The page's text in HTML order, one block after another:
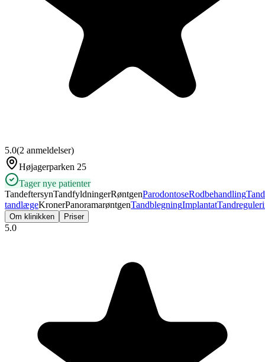
5.0(2 anmeldelser)
Højagerparken 25
Tager nye patienter
TandeftersynTandfyldningerRøntgenParodontoseRodbehandling
tandlægeKronerPanoramarøntgenTandblegningImplantat
Om klinikken Priser
5.0